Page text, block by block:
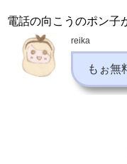
電話の向こうのポン子
reika
もぉ無